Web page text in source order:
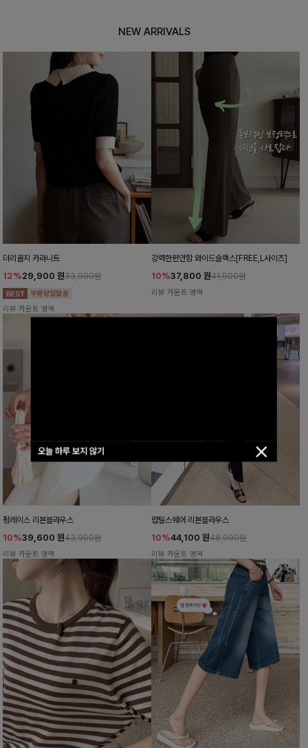
오늘 하루 보지 않기
NEW ARRIVALS
더리골지 카라니트
12%29,900 원33,900원
리뷰 카운트 영역
강력한편안함 와이드슬랙스[FREE,L사이즈]
10%37,800 원41,900원
리뷰 카운트 영역
펌레이스 리본블라우스
10%39,600 원43,900원
리뷰 카운트 영역
럽틸스퀘어 리본블라우스
10%44,100 원48,900원
리뷰 카운트 영역